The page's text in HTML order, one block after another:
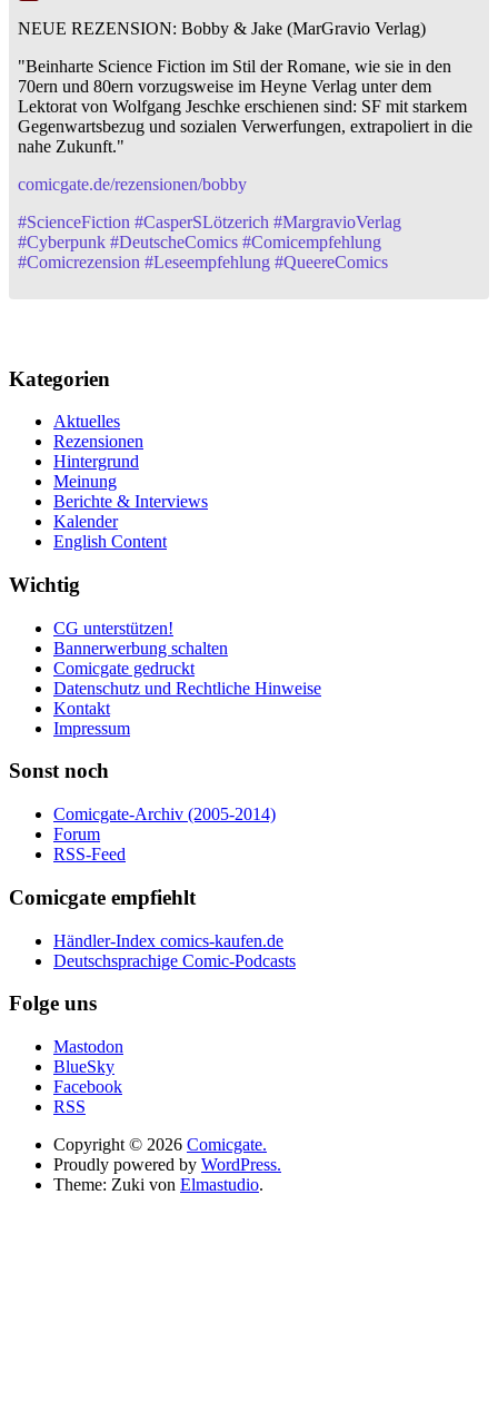
NEUE REZENSION: Bobby & Jake (MarGravio Verlag)
"Beinharte Science Fiction im Stil der Romane, wie sie in den
70ern und 80ern vorzugsweise im Heyne Verlag unter dem
Lektorat von Wolfgang Jeschke erschienen sind: SF mit starkem
Gegenwartsbezug und sozialen Verwerfungen, extrapoliert in die
nahe Zukunft."
comicgate.de/rezensionen/bobby
#ScienceFiction #CasperSLötzerich #MargravioVerlag
#Cyberpunk #DeutscheComics #Comicempfehlung
#Comicrezension #Leseempfehlung #QueereComics
Kategorien
Aktuelles
Rezensionen
Hintergrund
Meinung
Berichte & Interviews
Kalender
English Content
Wichtig
CG unterstützen!
Bannerwerbung schalten
Comicgate gedruckt
Datenschutz und Rechtliche Hinweise
Kontakt
Impressum
Sonst noch
Comicgate-Archiv (2005-2014)
Forum
RSS-Feed
Comicgate empfiehlt
Händler-Index comics-kaufen.de
Deutschsprachige Comic-Podcasts
Folge uns
Mastodon
BlueSky
Facebook
RSS
Copyright © 2026 Comicgate.
Proudly powered by WordPress.
Theme: Zuki von Elmastudio.